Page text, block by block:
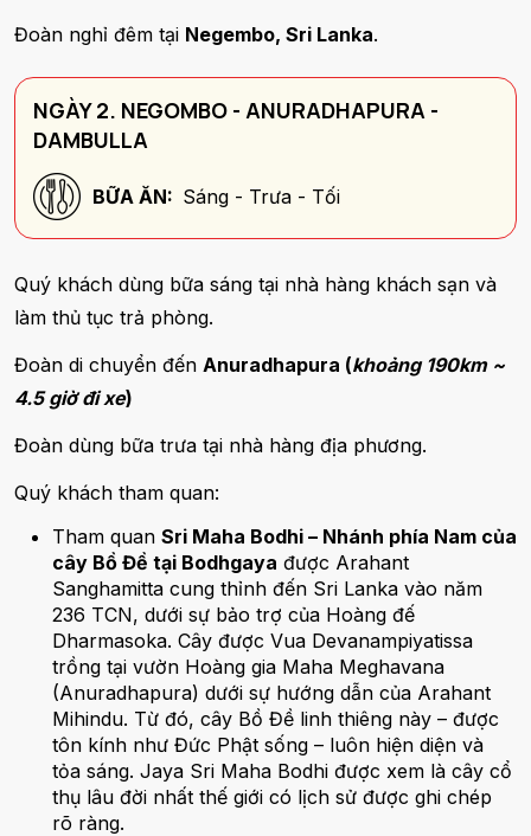
Đoàn nghỉ đêm tại Negembo, Sri Lanka.
NGÀY 2. NEGOMBO - ANURADHAPURA -
DAMBULLA
BỮA ĂN: Sáng - Trưa - Tối
Quý khách dùng bữa sáng tại nhà hàng khách sạn và
làm thủ tục trả phòng.
Đoàn di chuyển đến Anuradhapura (khoảng 190km ~
4.5 giờ đi xe)
Đoàn dùng bữa trưa tại nhà hàng địa phương.
Quý khách tham quan:
Tham quan Sri Maha Bodhi – Nhánh phía Nam của
cây Bồ Đề tại Bodhgaya được Arahant
Sanghamitta cung thỉnh đến Sri Lanka vào năm
236 TCN, dưới sự bảo trợ của Hoàng đế
Dharmasoka. Cây được Vua Devanampiyatissa
trồng tại vườn Hoàng gia Maha Meghavana
(Anuradhapura) dưới sự hướng dẫn của Arahant
Mihindu. Từ đó, cây Bồ Đề linh thiêng này – được
tôn kính như Đức Phật sống – luôn hiện diện và
tỏa sáng. Jaya Sri Maha Bodhi được xem là cây cổ
thụ lâu đời nhất thế giới có lịch sử được ghi chép
rõ ràng.